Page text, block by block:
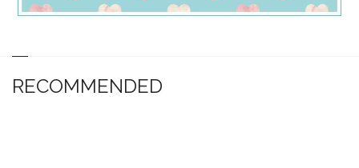
RECOMMENDED